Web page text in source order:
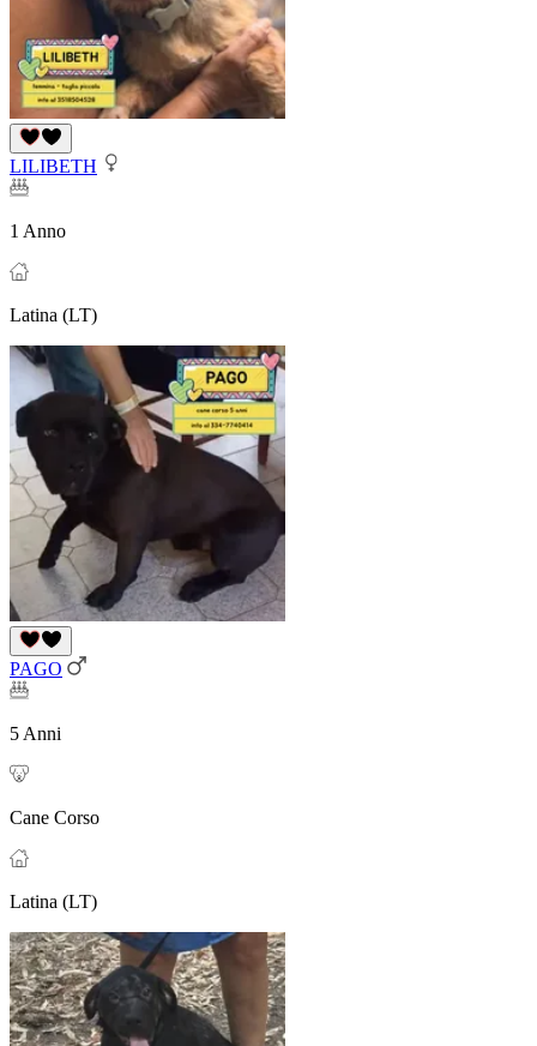
LILIBETH
1 Anno
Latina (LT)
PAGO
5 Anni
Cane Corso
Latina (LT)